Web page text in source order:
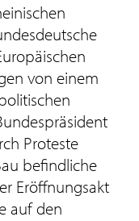
von einem
Proteste
befindliche
Eröffnungsakt
auf den